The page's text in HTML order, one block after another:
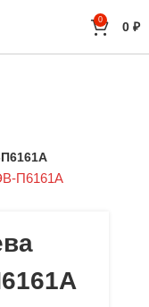
0 0 ₽